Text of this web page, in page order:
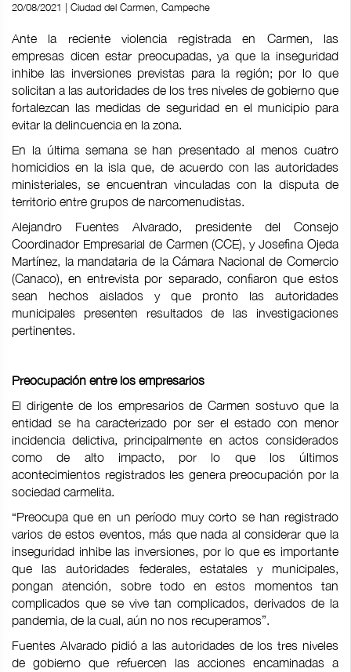
20/08/2021 | Ciudad del Carmen, Campeche
Ante la reciente violencia registrada en Carmen, las
empresas dicen estar preocupadas, ya que la inseguridad
inhibe las inversiones previstas para la región; por lo que
solicitan a las autoridades de los tres niveles de gobierno que
fortalezcan las medidas de seguridad en el municipio para
evitar la delincuencia en la zona.
En la última semana se han presentado al menos cuatro
homicidios en la isla que, de acuerdo con las autoridades
ministeriales, se encuentran vinculadas con la disputa de
territorio entre grupos de narcomenudistas.
Alejandro Fuentes Alvarado, presidente del Consejo
Coordinador Empresarial de Carmen (CCE), y Josefina Ojeda
Martínez, la mandataria de la Cámara Nacional de Comercio
(Canaco), en entrevista por separado, confiaron que estos
sean hechos aislados y que pronto las autoridades
municipales presenten resultados de las investigaciones
pertinentes.
Preocupación entre los empresarios
El dirigente de los empresarios de Carmen sostuvo que la
entidad se ha caracterizado por ser el estado con menor
incidencia delictiva, principalmente en actos considerados
como de alto impacto, por lo que los últimos
acontecimientos registrados les genera preocupación por la
sociedad carmelita.
“Preocupa que en un período muy corto se han registrado
varios de estos eventos, más que nada al considerar que la
inseguridad inhibe las inversiones, por lo que es importante
que las autoridades federales, estatales y municipales,
pongan atención, sobre todo en estos momentos tan
complicados que se vive tan complicados, derivados de la
pandemia, de la cual, aún no nos recuperamos”.
Fuentes Alvarado pidió a las autoridades de los tres niveles
de gobierno que refuercen las acciones encaminadas a